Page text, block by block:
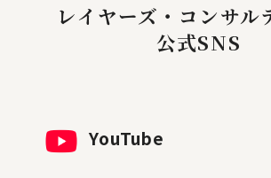
レイヤーズ・コンサル
公式SNS
YouTube